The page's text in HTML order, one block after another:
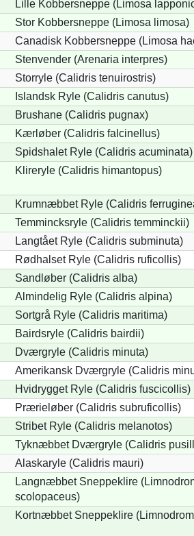
Lille Kobbersneppe (Limosa
Stor Kobbersneppe (Limosa limosa)
Canadisk Kobbersneppe (Limosa
Stenvender (Arenaria interpres)
Storryle (Calidris tenuirostris)
Islandsk Ryle (Calidris canutus)
Brushane (Calidris pugnax)
Kærløber (Calidris falcinellus)
Spidshalet Ryle (Calidris acuminata)
Klireryle (Calidris himantopus)
Krumnæbbet Ryle (Calidris
Temmincksryle (Calidris temminckii)
Langtået Ryle (Calidris subminuta)
Rødhalset Ryle (Calidris ruficollis)
Sandløber (Calidris alba)
Almindelig Ryle (Calidris alpina)
Sortgrå Ryle (Calidris maritima)
Bairdsryle (Calidris bairdii)
Dværgryle (Calidris minuta)
Amerikansk Dværgryle (Calidris
Hvidrygget Ryle (Calidris fuscicollis)
Prærieløber (Calidris subruficollis)
Stribet Ryle (Calidris melanotos)
Tyknæbbet Dværgryle (Calidris
Alaskaryle (Calidris mauri)
Langnæbbet Sneppeklire
scolopaceus)
Kortnæbbet Sneppeklire